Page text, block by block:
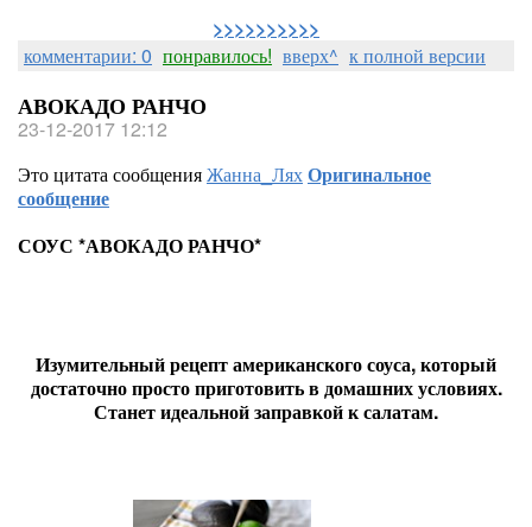
>>>>>>>>>>
комментарии: 0 понравилось! вверх^ к полной версии
АВОКАДО РАНЧО
23-12-2017 12:12
Это цитата сообщенияЖанна_ЛяхОригинальное
сообщение
СОУС *АВОКАДО РАНЧО*
Изумительный рецепт американского соуса, который
достаточно просто приготовить в домашних условиях.
Станет идеальной заправкой к салатам.